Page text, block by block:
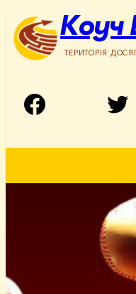
до
вмісту
ТЕРИТОРІЯ
Facebook Twitter